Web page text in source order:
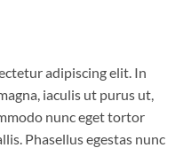
adipiscing elit. In
iaculis ut purus ut,
nunc eget tortor
Phasellus egestas nunc